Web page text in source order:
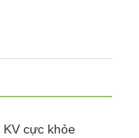
cực khỏe